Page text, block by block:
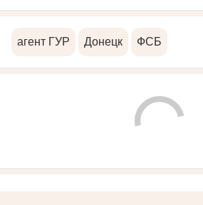
агент ГУР Донецк ФСБ